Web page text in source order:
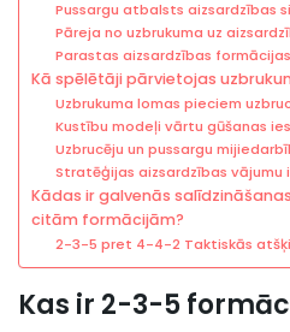
Pussargu atbalsts aizsardzības
Pāreja no uzbrukuma uz
Parastas aizsardzības
Kā spēlētāji pārvietojas
Uzbrukuma lomas pieciem
Kustību modeļi vārtu gūšanas
Uzbrucēju un pussargu
Stratēģijas aizsardzības vājumu
Kādas ir galvenās
citām formācijām?
2-3-5 pret 4-4-2 Taktiskās
Kas ir 2-3-5